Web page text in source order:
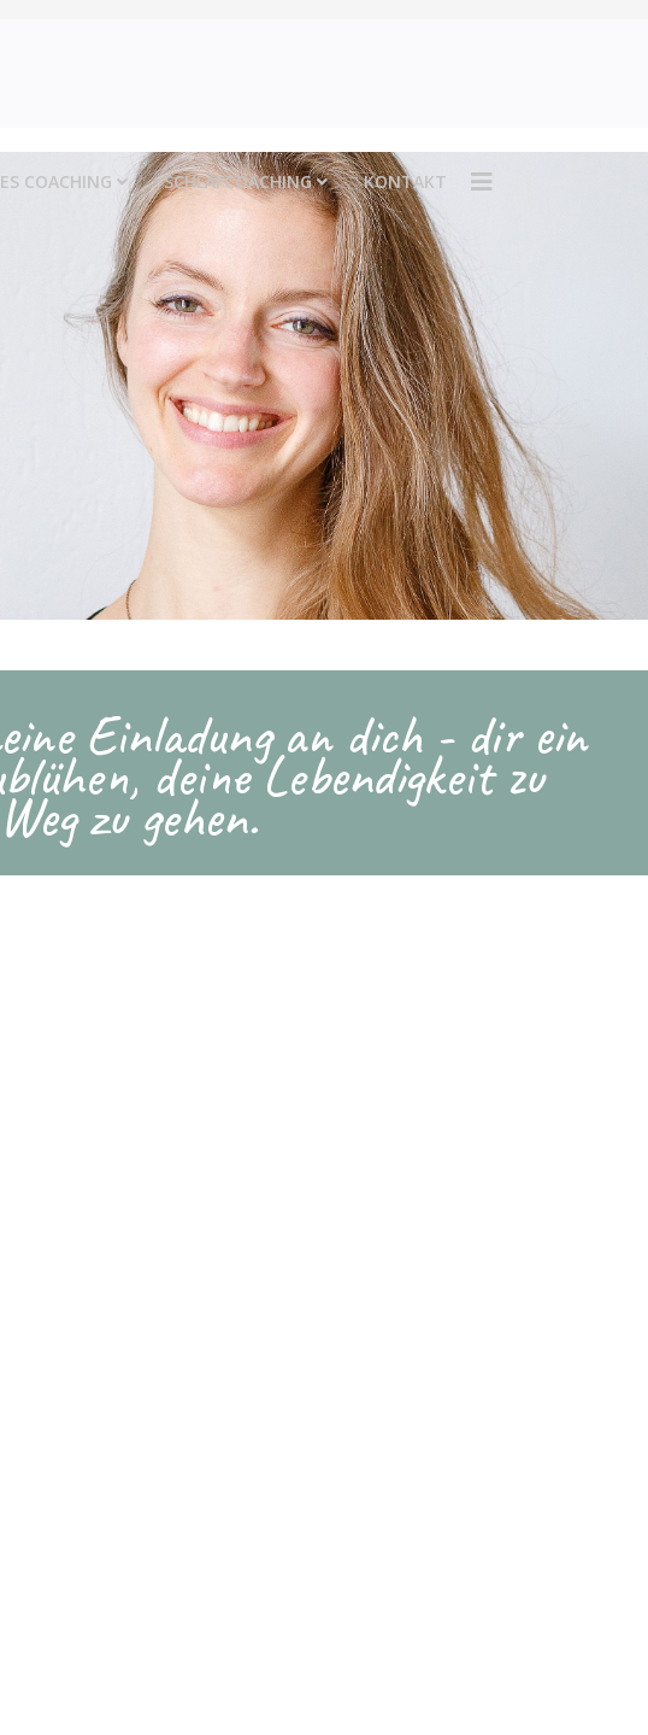
COACHING SCHLAFCOACHING KONTAKT
ich ganzheitliche Lösungen, die in deinen Alltag passen
kraftvolles Leben.
Einladung an dich - dir ein
deine Lebendigkeit zu
zu gehen.